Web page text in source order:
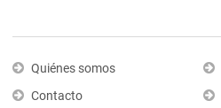
Quiénes somos
Contacto